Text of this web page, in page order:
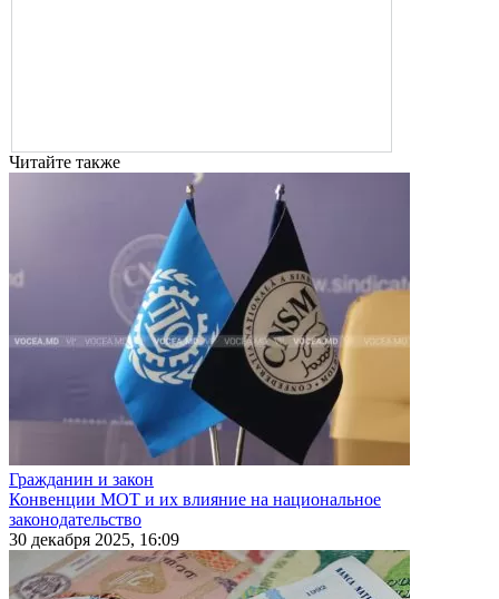
Читайте также
Гражданин и закон
Конвенции МОТ и их влияние на национальное
законодательство
30 декабря 2025, 16:09